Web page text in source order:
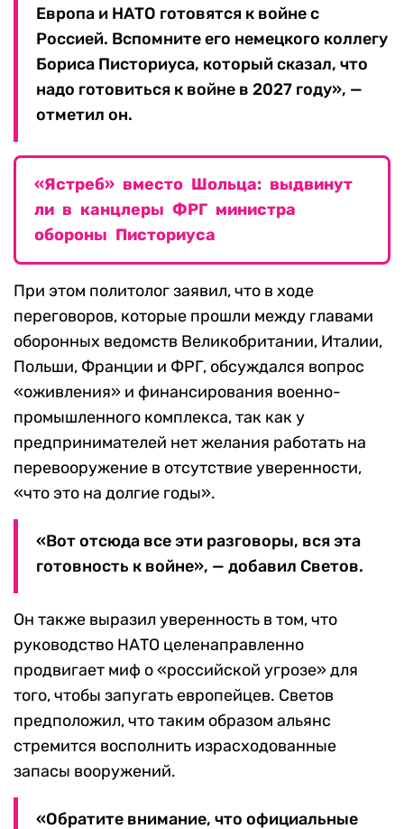
Европа и НАТО готовятся к войне с
Россией. Вспомните его немецкого коллегу
Бориса Писториуса, который сказал, что
надо готовиться к войне в 2027 году», —
отметил он.
«Ястреб» вместо Шольца: выдвинут
ли в канцлеры ФРГ министра
обороны Писториуса
При этом политолог заявил, что в ходе
переговоров, которые прошли между главами
оборонных ведомств Великобритании, Италии,
Польши, Франции и ФРГ, обсуждался вопрос
«оживления» и финансирования военно-
промышленного комплекса, так как у
предпринимателей нет желания работать на
перевооружение в отсутствие уверенности,
«что это на долгие годы».
«Вот отсюда все эти разговоры, вся эта
готовность к войне», — добавил Светов.
Он также выразил уверенность в том, что
руководство НАТО целенаправленно
продвигает миф о «российской угрозе» для
того, чтобы запугать европейцев. Светов
предположил, что таким образом альянс
стремится восполнить израсходованные
запасы вооружений.
«Обратите внимание, что официальные